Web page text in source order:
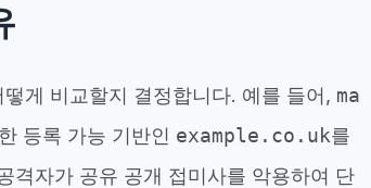
게 비교할지 결정합니다. 예를 들어, ma
등록 가능 기반인 example.co.uk를
격자가 공유 공개 접미사를 악용하여 단